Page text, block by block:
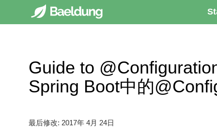
Guide to
Spring Boot中的
最后修改: 2017年 4月 24日